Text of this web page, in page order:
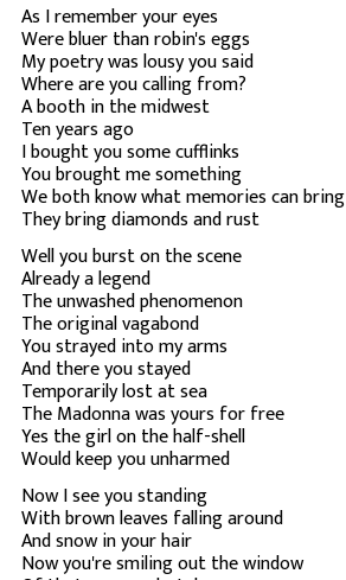
As I remember your eyes
Were bluer than robin's eggs
My poetry was lousy you said
Where are you calling from?
A booth in the midwest
Ten years ago
I bought you some cufflinks
You brought me something
We both know what memories can bring
They bring diamonds and rust
Well you burst on the scene
Already a legend
The unwashed phenomenon
The original vagabond
You strayed into my arms
And there you stayed
Temporarily lost at sea
The Madonna was yours for free
Yes the girl on the half-shell
Would keep you unharmed
Now I see you standing
With brown leaves falling around
And snow in your hair
Now you're smiling out the window